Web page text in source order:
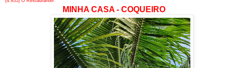
MINHA CASA - COQUEIRO